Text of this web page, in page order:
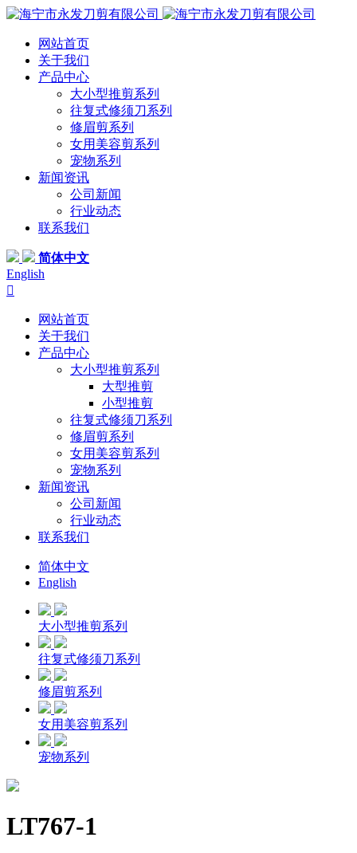
网站首页
关于我们
产品中心
大小型推剪系列
往复式修须刀系列
修眉剪系列
女用美容剪系列
宠物系列
新闻资讯
公司新闻
行业动态
联系我们
简体中文
English

网站首页
关于我们
产品中心
大小型推剪系列
大型推剪
小型推剪
往复式修须刀系列
修眉剪系列
女用美容剪系列
宠物系列
新闻资讯
公司新闻
行业动态
联系我们
简体中文
English
大小型推剪系列
往复式修须刀系列
修眉剪系列
女用美容剪系列
宠物系列
LT767-1